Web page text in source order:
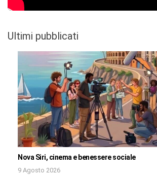
Ultimi pubblicati
Nova Siri, cinema e benessere sociale
9 Agosto 2026